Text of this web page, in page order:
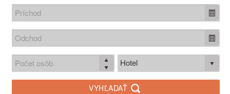
Hotel
VYHĽADAŤ